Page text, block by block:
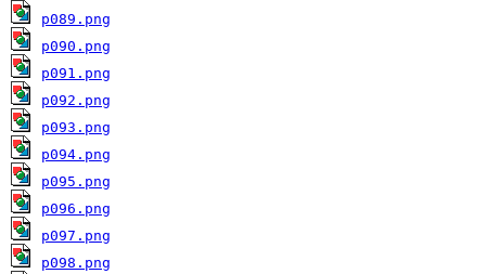
p089.png
p090.png
p091.png
p092.png
p093.png
p094.png
p095.png
p096.png
p097.png
p098.png